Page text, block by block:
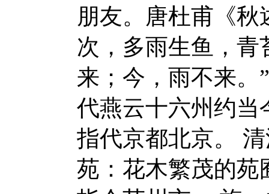
朋友。唐杜甫《秋
次，多雨生鱼，
来；今，雨不来
代燕云十六州约当
指代京都北京。
苑：花木繁茂的苑